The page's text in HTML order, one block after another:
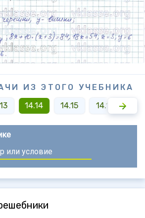
ИЗ ЭТОГО УЧЕБНИКА
14.14 14.15 14.16